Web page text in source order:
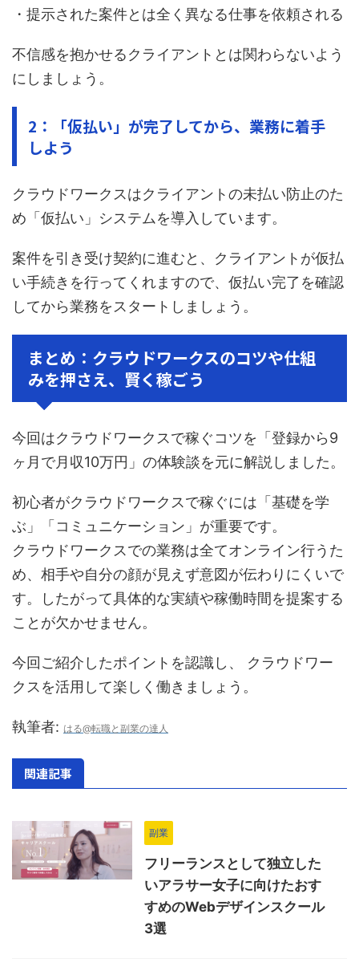
・提示された案件とは全く異なる仕事を依頼される
不信感を抱かせるクライアントとは関わらないよう
にしましょう。
2：「仮払い」が完了してから、業務に着手
しよう
クラウドワークスはクライアントの未払い防止のた
め「仮払い」システムを導入しています。
案件を引き受け契約に進むと、クライアントが仮払
い手続きを行ってくれますので、仮払い完了を確認
してから業務をスタートしましょう。
まとめ：クラウドワークスのコツや仕組
みを押さえ、賢く稼ごう
今回はクラウドワークスで稼ぐコツを「登録から9
ヶ月で月収10万円」の体験談を元に解説しました。
初心者がクラウドワークスで稼ぐには「基礎を学
ぶ」「コミュニケーション」が重要です。
クラウドワークスでの業務は全てオンライン行うた
め、相手や自分の顔が見えず意図が伝わりにくいで
す。したがって具体的な実績や稼働時間を提案する
ことが欠かせません。
今回ご紹介したポイントを認識し、 クラウドワー
クスを活用して楽しく働きましょう。
執筆者: はる@転職と副業の達人
関連記事
副業
フリーランスとして独立した
いアラサー女子に向けたおす
すめのWebデザインスクール
3選